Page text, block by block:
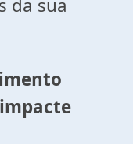
da sua